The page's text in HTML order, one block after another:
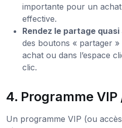
importante pour un
effective.
Rendez le partage
des boutons « partager
achat ou dans l’espace
clic.
4. Programme
Un programme VIP (ou